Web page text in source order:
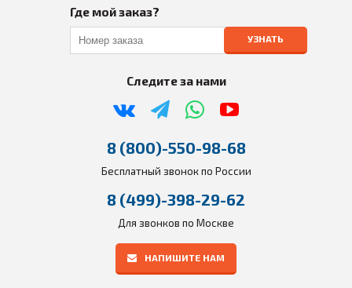
Где мой заказ?
УЗНАТЬ
Следите за нами
8 (800)-550-98-68
Бесплатный звонок по России
8 (499)-398-29-62
Для звонков по Москве
НАПИШИТЕ НАМ